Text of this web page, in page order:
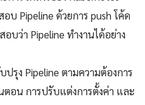
บ Pipeline ด้วยการ push โค้ด
บว่า Pipeline ทำงานได้อย่าง
ปรุง Pipeline ตามความต้องการ
อน การปรับแต่งการตั้งค่า และ